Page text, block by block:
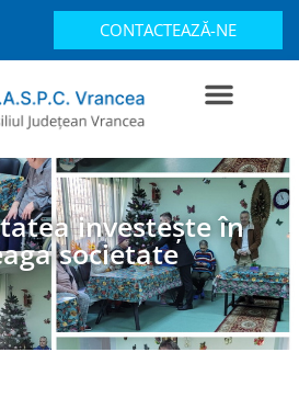
CONTACTEAZĂ-NE
investește în
societate